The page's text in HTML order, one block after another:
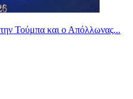
Τούμπα και ο Απόλλωνας...